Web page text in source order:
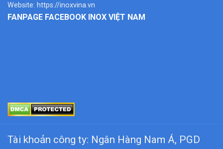
Website: https://inoxvina.vn
FANPAGE FACEBOOK INOX VIỆT NAM
Tài khoản công ty: Ngân Hàng Nam Á, PGD